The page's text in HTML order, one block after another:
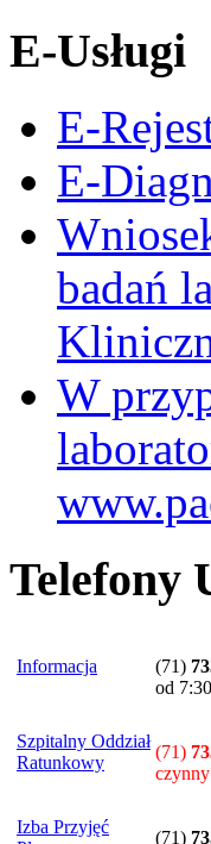
E-Usługi
E-
E-
badań
W
Telefony
Informacja (71)
od
Szpitalny Oddział
Ratunkowy
(71)
Izba Przyjęć
(71)